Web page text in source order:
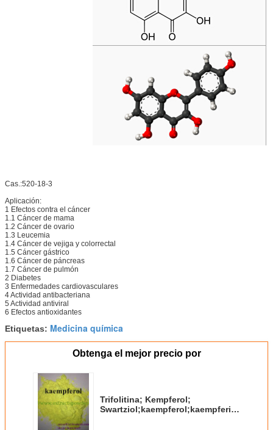
Cas.:520-18-3
Aplicación:
1 Efectos contra el cáncer
1.1 Cáncer de mama
1.2 Cáncer de ovario
1.3 Leucemia
1.4 Cáncer de vejiga y colorrectal
1.5 Cáncer gástrico
1.6 Cáncer de páncreas
1.7 Cáncer de pulmón
2 Diabetes
3 Enfermedades cardiovasculares
4 Actividad antibacteriana
5 Actividad antiviral
6 Efectos antioxidantes
Etiquetas: Medicina química
Obtenga el mejor precio por
Trifolitina; Kempferol;
Swartziol;kaempferol;kaempferia